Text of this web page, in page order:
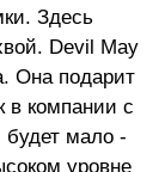
Здесь
Devil May
Она подарит
в компании с
мало -
уровне